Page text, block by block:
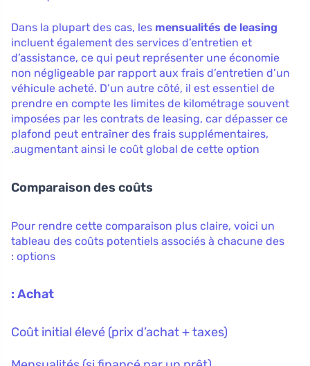
Dans la plupart des cas, les mensualités de leasing
incluent également des services d’entretien et
d’assistance, ce qui peut représenter une économie
non négligeable par rapport aux frais d’entretien d’un
véhicule acheté. D’un autre côté, il est essentiel de
prendre en compte les limites de kilométrage souvent
imposées par les contrats de leasing, car dépasser ce
plafond peut entraîner des frais supplémentaires,
augmentant ainsi le coût global de cette option.
Comparaison des coûts
Pour rendre cette comparaison plus claire, voici un
tableau des coûts potentiels associés à chacune des
options :
Achat :
Coût initial élevé (prix d’achat + taxes)